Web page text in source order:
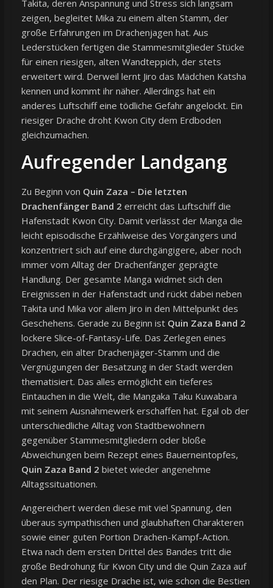
Takita, deren Anspannung und Stress sich langsam
zeigen, begleitet Mika zu einem alten Stamm, der
große Erfahrungen im Drachenjagen hat. Aus
Lederstücken fertigen die Stammesmitglieder Stücke
für einen riesigen, alten Wandteppich, der stets
erweitert wird. Derweil lernt Jiro das Mädchen Katsha
kennen und kommt ihr näher. Allerdings hat ein
anderes Luftschiff eine tödliche Gefahr angelockt. Ein
riesiger Drache droht Kwon City dem Erdboden
gleichzumachen.
Aufregender Landgang
Zu Beginn von Quin Zaza – Die letzten
Drachenfänger Band 2 erreicht das Luftschiff die
Hafenstadt Kwon City. Damit verlässt der Manga die
leicht episodische Erzählweise des Vorgängers und
konzentriert sich auf eine durchgängigere, aber noch
immer vom Alltag der Drachenfänger geprägte
Handlung. Der gesamte Manga widmet sich den
Ereignissen in der Hafenstadt und rückt dabei neben
Takita und Mika vor allem Jiro in den Mittelpunkt des
Geschehens. Gerade zu Beginn ist Quin Zaza Band 2
lockere Slice-of-Fantasy-Life. Das Zerlegen eines
Drachen, ein alter Drachenjäger-Stamm und die
Vergnügungen der Besatzung in der Stadt werden
thematisiert. Das alles ermöglicht ein tieferes
Eintauchen in die Welt, die Mangaka Taku Kuwabara
mit seinem Ausnahmewerk erschaffen hat. Egal ob der
unterschiedliche Alltag von Stadtbewohnern
gegenüber Stammesmitgliedern oder bloße
Abweichungen beim Rezept eines Bauerneintopfes,
Quin Zaza Band 2 bietet wieder angenehme
Alltagssituationen.
Angereichert werden diese mit viel Spannung, den
überaus sympathischen und glaubhaften Charakteren
sowie einer guten Portion Drachen-Kampf-Action.
Etwa nach dem ersten Drittel des Bandes tritt die
große Bedrohung für Kwon City und die Quin Zaza auf
den Plan. Der riesige Drache ist, wie schon die Bestien